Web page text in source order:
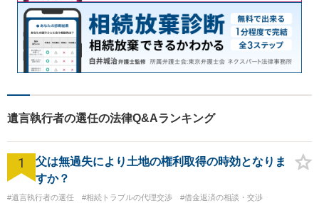
遺言執行者の選任の法律Q&Aランキング
1
父は無過失により土地の権利取得の時効となりま
すか？
#遺言執行者の選任 #相続トラブルの代理交渉
#借金返済の相談・交渉